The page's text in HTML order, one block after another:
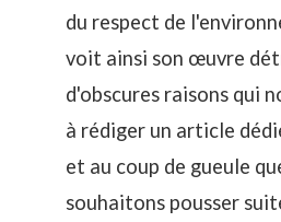
du respect de
voit ainsi son œuvre
d'obscures raisons qui
à rédiger un article
et au coup de gueule
souhaitons pousser